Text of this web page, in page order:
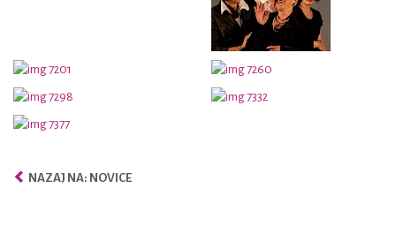
NAZAJ NA: NOVICE